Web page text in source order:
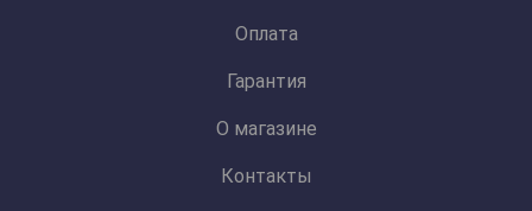
Оплата
Гарантия
О магазине
Контакты